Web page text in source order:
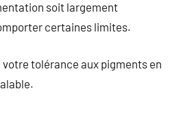
soit largement
certaines limites.
tolérance aux pigments en